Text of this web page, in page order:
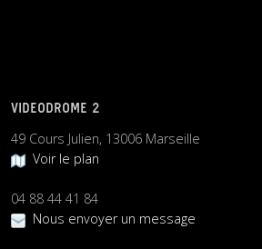
VIDEODROME 2
49 Cours Julien, 13006 Marseille
Voir le plan
04 88 44 41 84
Nous envoyer un message